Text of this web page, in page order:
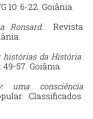
10: 6-22. Goiânia.
Ronsard... Revista
histórias da História.
57. Goiânia.
uma consciência
Classificados.